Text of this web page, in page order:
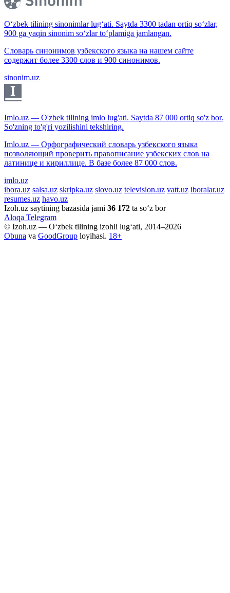
O‘zbek tilining sinonimlar lug‘ati. Saytda 3300 tadan ortiq so‘zlar,
900 ga yaqin sinonim so‘zlar to‘plamiga jamlangan.
Словарь синонимов узбекского языка на нашем сайте
содержит более 3300 слов и 900 синонимов.
sinonim.uz
Imlo.uz — O'zbek tilining imlo lug'ati. Saytda 87 000 ortiq so'z bor.
So'zning to'g'ri yozilishini tekshiring.
Imlo.uz — Орфографический словарь узбекского языка
позволяющий проверить правописание узбекских слов на
латинице и кириллице. В базе более 87 000 слов.
imlo.uz
ibora.uz salsa.uz skripka.uz slovo.uz television.uz vatt.uz iboralar.uz
resumes.uz havo.uz
Izoh.uz saytining bazasida jami 36 172 ta so‘z bor
Aloqa Telegram
© Izoh.uz — O‘zbek tilining izohli lug‘ati, 2014–2026
Obuna va GoodGroup loyihasi. 18+